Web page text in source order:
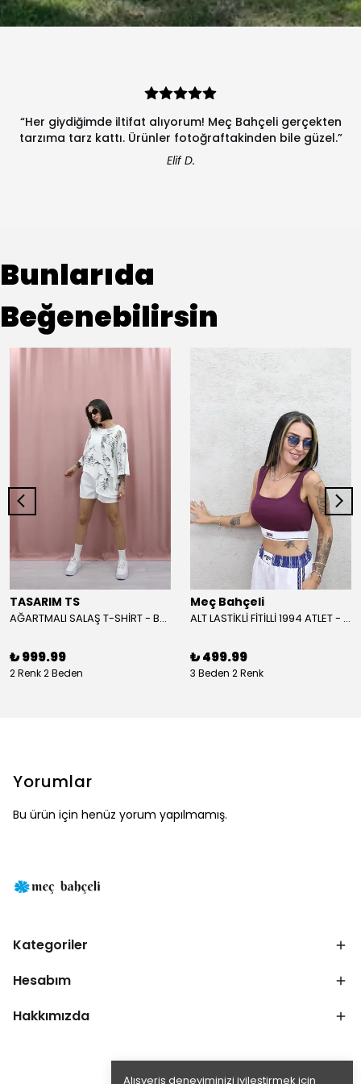
Alışveriş deneyiminizi iyileştirmek için
“Her giydiğimde iltifat alıyorum! Meç Bahçeli gerçekten
tarzıma tarz kattı. Ürünler fotoğraftakinden bile güzel.”
Elif D.
Bunlarıda
Beğenebilirsin
TASARIM TS
AĞARTMALI SALAŞ T-SHİRT - BEYAZ
₺ 999.99
2 Renk 2 Beden
Meç Bahçeli
ALT LASTİKLİ FİTİLLİ 1994 ATLET - BORDO
₺ 499.99
3 Beden 2 Renk
Yorumlar
Bu ürün için henüz yorum yapılmamış.
Kategoriler
Hesabım
Hakkımızda